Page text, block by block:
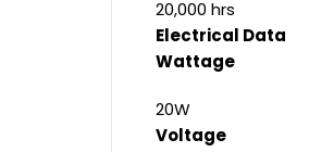
20,000 hrs
Electrical Data
Wattage
20W
Voltage